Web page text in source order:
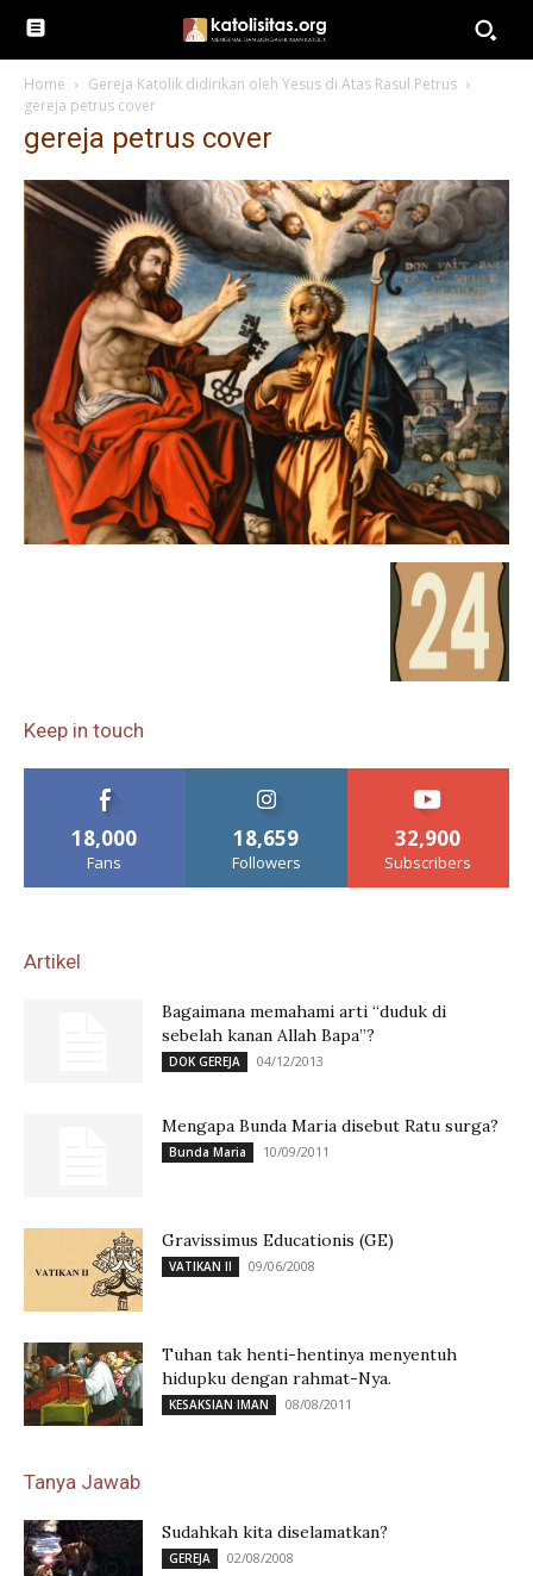
Home
Gereja Katolik didirikan oleh Yesus di Atas Rasul Petrus
gereja petrus cover
gereja petrus cover
Keep in touch
18,000
Fans
18,659
Followers
32,900
Subscribers
Artikel
Bagaimana memahami arti “duduk di
sebelah kanan Allah Bapa”?
DOK GEREJA 04/12/2013
Mengapa Bunda Maria disebut Ratu surga?
Bunda Maria 10/09/2011
Gravissimus Educationis (GE)
VATIKAN II 09/06/2008
Tuhan tak henti-hentinya menyentuh
hidupku dengan rahmat-Nya.
KESAKSIAN IMAN 08/08/2011
Tanya Jawab
Sudahkah kita diselamatkan?
GEREJA 02/08/2008